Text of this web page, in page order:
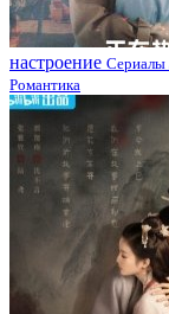
настроение Сериалы
Романтика